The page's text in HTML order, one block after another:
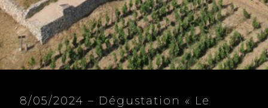
8/05/2024 – Dégustation « Le